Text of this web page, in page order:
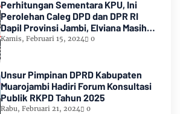
Perhitungan Sementara KPU, Ini
Perolehan Caleg DPD dan DPR RI
Dapil Provinsi Jambi, Elviana Masih
Urutan Kedua Teratas
Kamis, Februari 15, 2024 0
Unsur Pimpinan DPRD Kabupaten
Muarojambi Hadiri Forum Konsultasi
Publik RKPD Tahun 2025
Rabu, Februari 21, 2024 0